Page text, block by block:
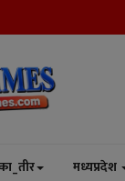
मध्यप्रदेश